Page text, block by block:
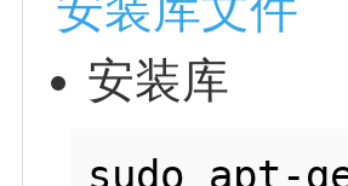
安装库
sudo apt-